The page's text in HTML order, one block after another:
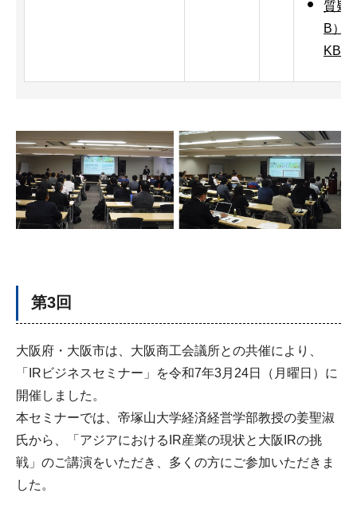
質疑
B）
KB）
第3回
大阪府・大阪市は、大阪商工会議所との共催により、
「IRビジネスセミナー」を令和7年3月24日（月曜日）に
開催しました。
本セミナーでは、帝塚山大学経済経営学部教授の姜聖淑
氏から、「アジアにおけるIR産業の現状と大阪IRの挑
戦」のご講演をいただき、多くの方にご参加いただきま
した。